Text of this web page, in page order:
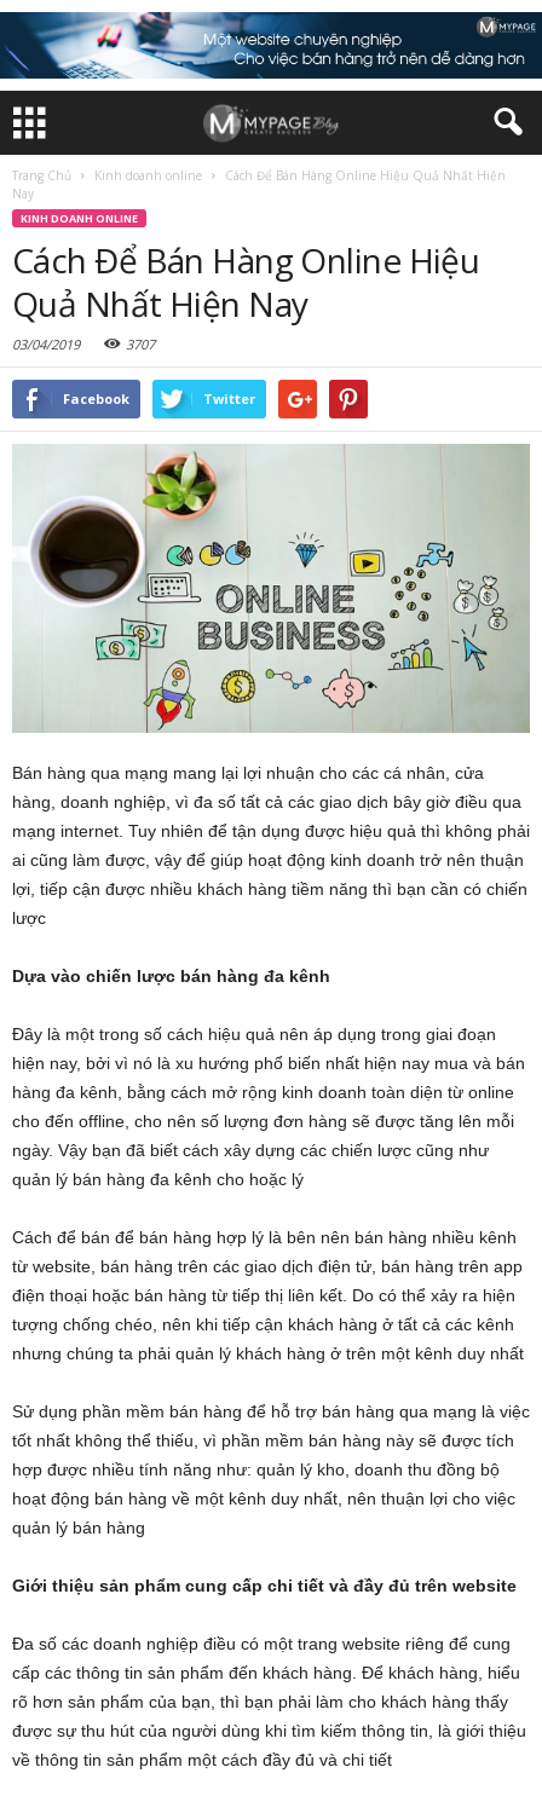
Trang Chủ Kinh doanh online
Cách Để Bán Hàng Online Hiệu Quả Nhất Hiện
Nay
KINH DOANH ONLINE
Cách Để Bán Hàng Online Hiệu
Quả Nhất Hiện Nay
03/04/2019 3707
Facebook Twitter
Bán hàng qua mạng mang lại lợi nhuận cho các cá nhân, cửa
hàng, doanh nghiệp, vì đa số tất cả các giao dịch bây giờ điều qua
mạng internet. Tuy nhiên để tận dụng được hiệu quả thì không phải
ai cũng làm được, vậy để giúp hoạt động kinh doanh trở nên thuận
lợi, tiếp cận được nhiều khách hàng tiềm năng thì bạn cần có chiến
lược
Dựa vào chiến lược bán hàng đa kênh
Đây là một trong số cách hiệu quả nên áp dụng trong giai đoạn
hiện nay, bởi vì nó là xu hướng phổ biến nhất hiện nay mua và bán
hàng đa kênh, bằng cách mở rộng kinh doanh toàn diện từ online
cho đến offline, cho nên số lượng đơn hàng sẽ được tăng lên mỗi
ngày. Vậy bạn đã biết cách xây dựng các chiến lược cũng như
quản lý bán hàng đa kênh cho hoặc lý
Cách để bán để bán hàng hợp lý là bên nên bán hàng nhiều kênh
từ website, bán hàng trên các giao dịch điện tử, bán hàng trên app
điện thoại hoặc bán hàng từ tiếp thị liên kết. Do có thể xảy ra hiện
tượng chống chéo, nên khi tiếp cận khách hàng ở tất cả các kênh
nhưng chúng ta phải quản lý khách hàng ở trên một kênh duy nhất
Sử dụng phần mềm bán hàng để hỗ trợ bán hàng qua mạng là việc
tốt nhất không thể thiếu, vì phần mềm bán hàng này sẽ được tích
hợp được nhiều tính năng như: quản lý kho, doanh thu đồng bộ
hoạt động bán hàng về một kênh duy nhất, nên thuận lợi cho việc
quản lý bán hàng
Giới thiệu sản phẩm cung cấp chi tiết và đầy đủ trên website
Đa số các doanh nghiệp điều có một trang website riêng để cung
cấp các thông tin sản phẩm đến khách hàng. Để khách hàng, hiểu
rõ hơn sản phẩm của bạn, thì bạn phải làm cho khách hàng thấy
được sự thu hút của người dùng khi tìm kiếm thông tin, là giới thiệu
về thông tin sản phẩm một cách đầy đủ và chi tiết